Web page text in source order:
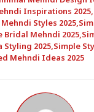
Inspirations 2025,
Styles 2025,
Bridal Mehndi 2025,
Styling 2025,Simple
Mehndi Ideas 2025